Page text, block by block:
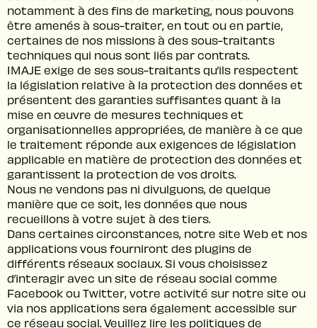
notamment à des fins de marketing, nous pouvons
être amenés à sous-traiter, en tout ou en partie,
certaines de nos missions à des sous-traitants
techniques qui nous sont liés par contrats.
IMAJE exige de ses sous-traitants qu’ils respectent
la législation relative à la protection des données et
présentent des garanties suffisantes quant à la
mise en œuvre de mesures techniques et
organisationnelles appropriées, de manière à ce que
le traitement réponde aux exigences de législation
applicable en matière de protection des données et
garantissent la protection de vos droits.
Nous ne vendons pas ni divulguons, de quelque
manière que ce soit, les données que nous
recueillons à votre sujet à des tiers.
Dans certaines circonstances, notre site Web et nos
applications vous fourniront des plugins de
différents réseaux sociaux. Si vous choisissez
d’interagir avec un site de réseau social comme
Facebook ou Twitter, votre activité sur notre site ou
via nos applications sera également accessible sur
ce réseau social. Veuillez lire les politiques de